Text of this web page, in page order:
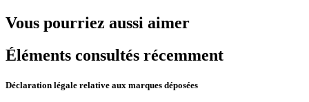
Vous pourriez aussi aimer
Éléments consultés récemment
Déclaration légale relative aux marques déposées